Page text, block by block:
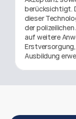
berücksichtigt.
dieser
der
auf weitere
Ausbildung